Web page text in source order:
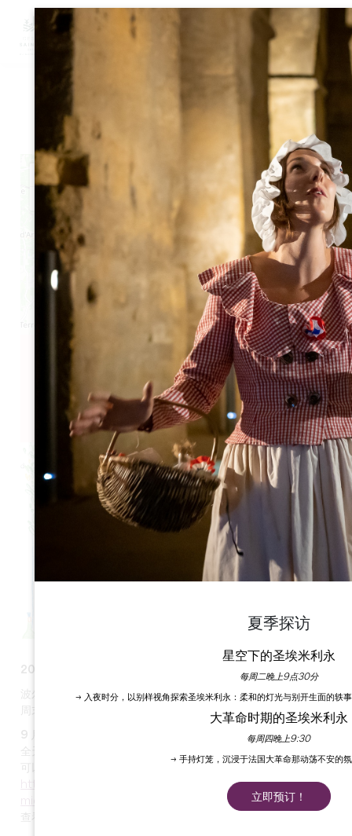
卡斯蒂永波尔多山坡
2025 年 9 月 6 日和 7 日
波尔多卡斯蒂永丘的葡萄园将在这个充满节日气氛和友好气氛的
9 月 6 日星期六，您可以
出发去探索该产区的酒庄：许多酒庄将
全天为您提供参观、品酒和各种活动。这是一个绝佳的机会，您
可以结识热情的酿酒师，沉浸在卡斯蒂永风土的中心。请点击
https://www.google.com/maps/d/u/0/viewer?
查看开放的庄园及其活动安排。
+
Leaflet
6 allées de la République
33350 Castillon la Bataille
夏季探访
星空下的圣埃米利永
每周二晚上9点30分
→ 入夜时分，以别样视角探索圣埃米利永：柔和的灯光与别开生面的轶
大革命时期的圣埃米利永
每周四晚上9:30
→ 手持灯笼，沉浸于法国大革命那动荡不安的
立即预订！